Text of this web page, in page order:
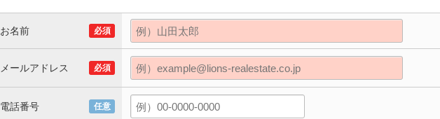
お名前 必須
メールアドレス 必須
電話番号 任意